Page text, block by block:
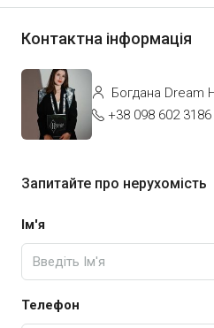
Контактна інформація
Богдана Dream
+38 098 602 3186
Запитайте про нерухомість
Ім'я
Телефон